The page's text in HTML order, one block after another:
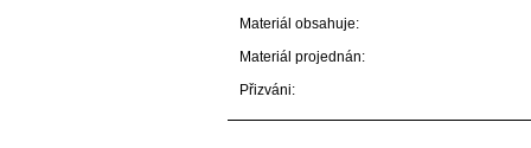
Materiál obsahuje:
Materiál projednán:
Přizváni: